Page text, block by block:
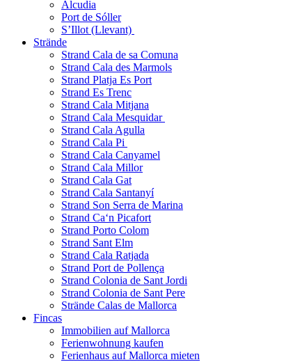
Alcudia
Port de Sóller
S’Illot (Llevant)
Strände
Strand Cala de sa Comuna
Strand Cala des Marmols
Strand Platja Es Port
Strand Es Trenc
Strand Cala Mitjana
Strand Cala Mesquidar
Strand Cala Agulla
Strand Cala Pi
Strand Cala Canyamel
Strand Cala Millor
Strand Cala Gat
Strand Cala Santanyí
Strand Son Serra de Marina
Strand Ca‘n Picafort
Strand Porto Colom
Strand Sant Elm
Strand Cala Ratjada
Strand Port de Pollença
Strand Colonia de Sant Jordi
Strand Colonia de Sant Pere
Strände Calas de Mallorca
Fincas
Immobilien auf Mallorca
Ferienwohnung kaufen
Ferienhaus auf Mallorca mieten